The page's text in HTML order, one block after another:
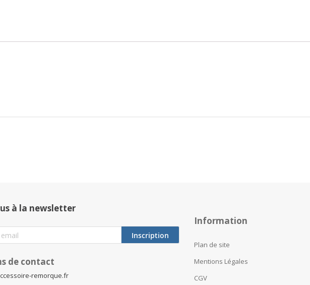
à la newsletter
Inscription
de contact
remorque.fr
Information
Plan de site
Mentions Légales
CGV